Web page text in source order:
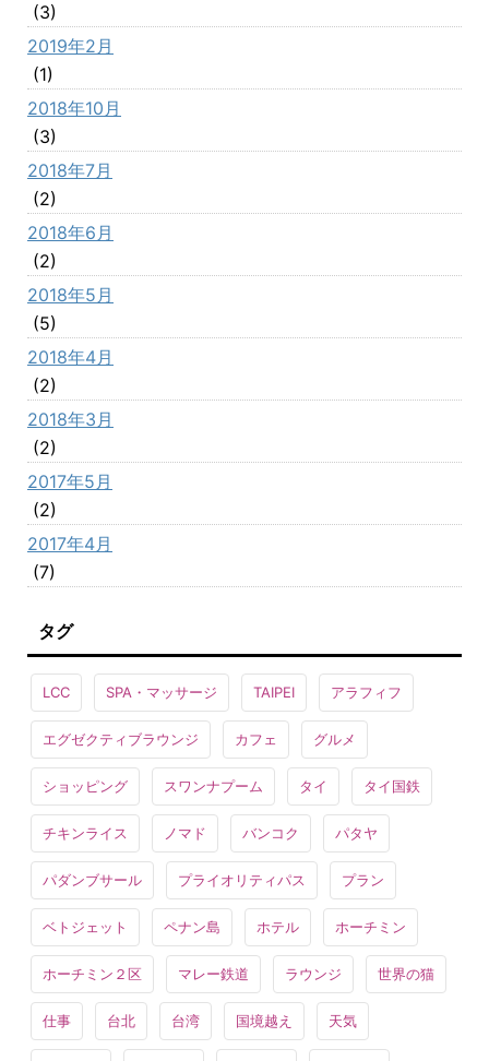
(3)
2019年2月
(1)
2018年10月
(3)
2018年7月
(2)
2018年6月
(2)
2018年5月
(5)
2018年4月
(2)
2018年3月
(2)
2017年5月
(2)
2017年4月
(7)
タグ
LCC SPA・マッサージ TAIPEI アラフィフ
エグゼクティブラウンジ カフェ グルメ
ショッピング スワンナプーム タイ タイ国鉄
チキンライス ノマド バンコク パタヤ
パダンブサール プライオリティパス プラン
ベトジェット ペナン島 ホテル ホーチミン
ホーチミン２区 マレー鉄道 ラウンジ 世界の猫
仕事 台北 台湾 国境越え 天気